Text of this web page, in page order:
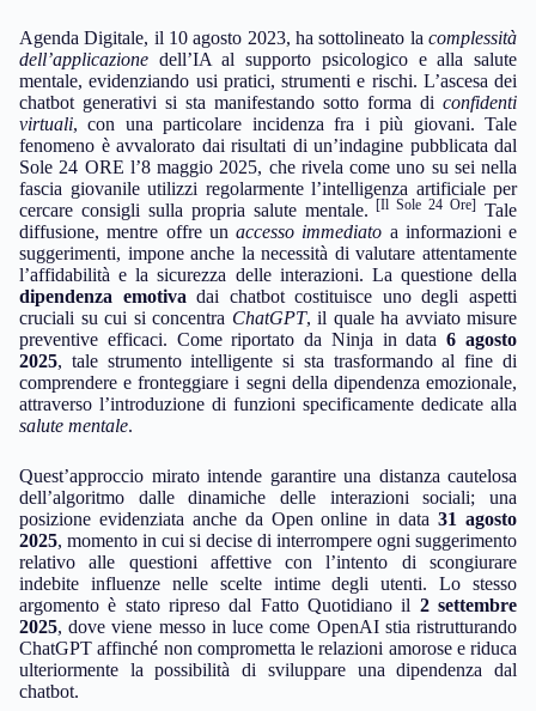
Agenda Digitale, il 10 agosto 2023, ha sottolineato la complessità
dell’applicazione dell’IA al supporto psicologico e alla salute
mentale, evidenziando usi pratici, strumenti e rischi. L’ascesa dei
chatbot generativi si sta manifestando sotto forma di confidenti
virtuali, con una particolare incidenza fra i più giovani. Tale
fenomeno è avvalorato dai risultati di un’indagine pubblicata dal
Sole 24 ORE l’8 maggio 2025, che rivela come uno su sei nella
fascia giovanile utilizzi regolarmente l’intelligenza artificiale per
cercare consigli sulla propria salute mentale. [Il Sole 24 Ore] Tale
diffusione, mentre offre un accesso immediato a informazioni e
suggerimenti, impone anche la necessità di valutare attentamente
l’affidabilità e la sicurezza delle interazioni. La questione della
dipendenza emotiva dai chatbot costituisce uno degli aspetti
cruciali su cui si concentra ChatGPT, il quale ha avviato misure
preventive efficaci. Come riportato da Ninja in data6 agosto
2025, tale strumento intelligente si sta trasformando al fine di
comprendere e fronteggiare i segni della dipendenza emozionale,
attraverso l’introduzione di funzioni specificamente dedicate alla
salute mentale.
Quest’approccio mirato intende garantire una distanza cautelosa
dell’algoritmo dalle dinamiche delle interazioni sociali; una
posizione evidenziata anche da Open online in data31 agosto
2025, momento in cui si decise di interrompere ogni suggerimento
relativo alle questioni affettive con l’intento di scongiurare
indebite influenze nelle scelte intime degli utenti. Lo stesso
argomento è stato ripreso dal Fatto Quotidiano il 2 settembre
2025, dove viene messo in luce come OpenAI stia ristrutturando
ChatGPT affinché non comprometta le relazioni amorose e riduca
ulteriormente la possibilità di sviluppare una dipendenza dal
chatbot.